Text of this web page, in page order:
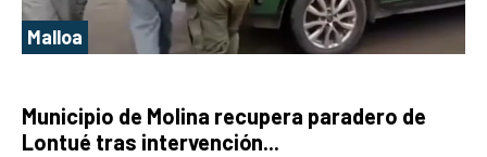
Malloa
Municipio de Molina recupera paradero de
Lontué tras intervención...